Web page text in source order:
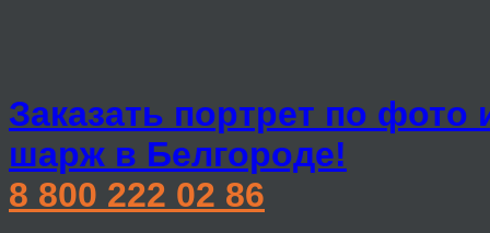
Заказать портрет по фото
шарж в Белгороде!
8 800 222 02 86